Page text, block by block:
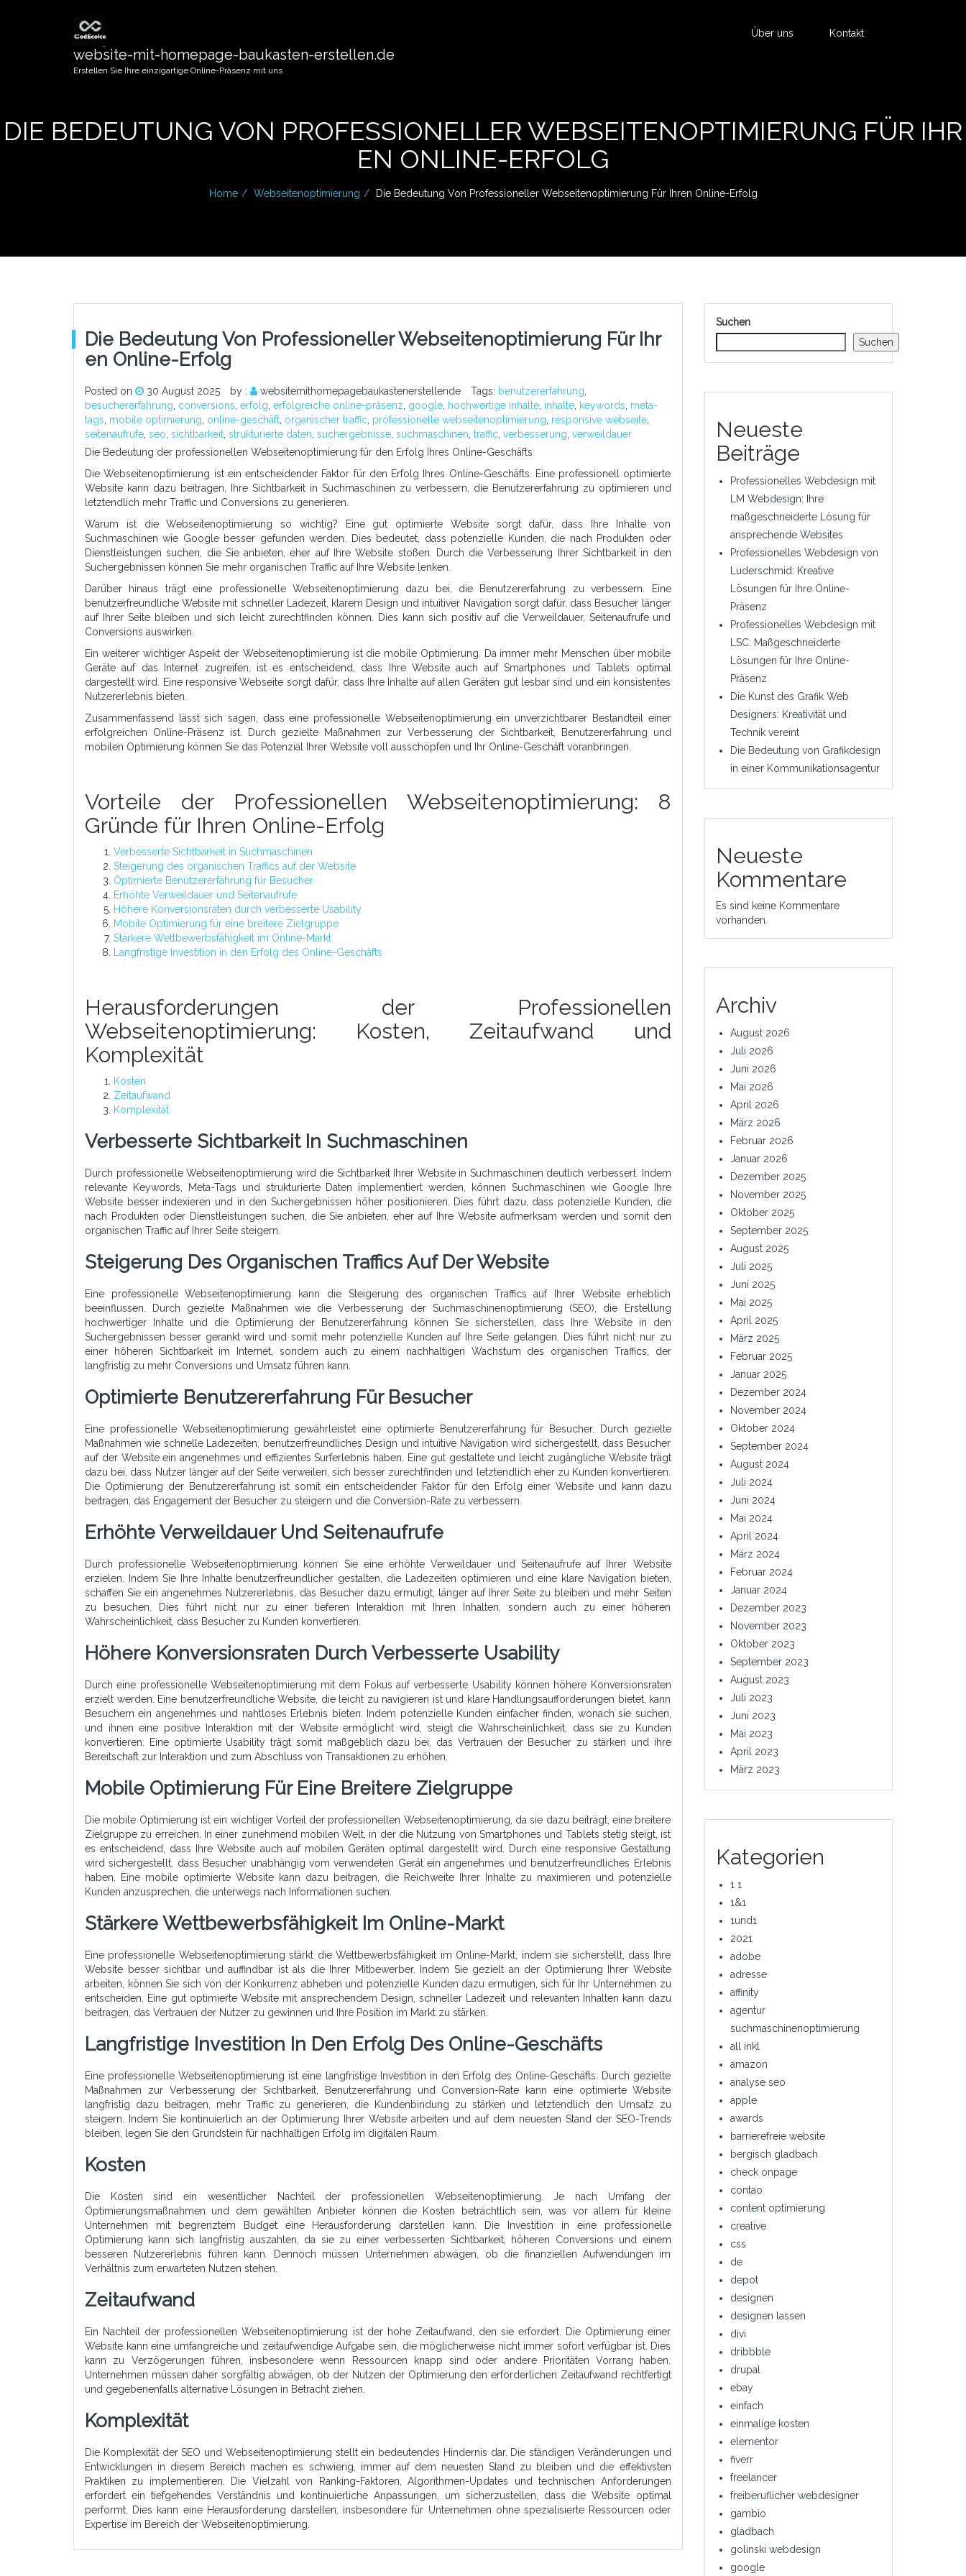
website-mit-homepage-baukasten-erstellen.de
Erstellen Sie Ihre einzigartige Online-Präsenz mit uns
Über uns Kontakt
DIE BEDEUTUNG VON PROFESSIONELLER WEBSEITENOPTIMIERUNG FÜR IHR
EN ONLINE-ERFOLG
Home Webseitenoptimierung Die Bedeutung Von Professioneller Webseitenoptimierung Für Ihren Online-Erfolg
Die Bedeutung Von Professioneller Webseitenoptimierung Für Ihr
En Online-Erfolg
Posted on 30 August 2025 by : websitemithomepagebaukastenerstellende Tags: benutzererfahrung
besuchererfahrung conversions erfolg erfolgreiche online-präsenz google hochwertige inhalte inhalte keywords meta-
tags mobile optimierung online-geschäft organischer traffic professionelle webseitenoptimierung responsive webseite
seitenaufrufe seo sichtbarkeit strukturierte daten suchergebnisse suchmaschinen traffic verbesserung verweildauer
Die Bedeutung der professionellen Webseitenoptimierung für den Erfolg Ihres Online-Geschäfts
Die Webseitenoptimierung ist ein entscheidender Faktor für den Erfolg Ihres Online-Geschäfts. Eine professionell optimierte
Website kann dazu beitragen, Ihre Sichtbarkeit in Suchmaschinen zu verbessern, die Benutzererfahrung zu optimieren und
letztendlich mehr Traffic und Conversions zu generieren.
Warum ist die Webseitenoptimierung so wichtig? Eine gut optimierte Website sorgt dafür, dass Ihre Inhalte von
Suchmaschinen wie Google besser gefunden werden. Dies bedeutet, dass potenzielle Kunden, die nach Produkten oder
Dienstleistungen suchen, die Sie anbieten, eher auf Ihre Website stoßen. Durch die Verbesserung Ihrer Sichtbarkeit in den
Suchergebnissen können Sie mehr organischen Traffic auf Ihre Website lenken.
Darüber hinaus trägt eine professionelle Webseitenoptimierung dazu bei, die Benutzererfahrung zu verbessern. Eine
benutzerfreundliche Website mit schneller Ladezeit, klarem Design und intuitiver Navigation sorgt dafür, dass Besucher länger
auf Ihrer Seite bleiben und sich leicht zurechtfinden können. Dies kann sich positiv auf die Verweildauer, Seitenaufrufe und
Conversions auswirken.
Ein weiterer wichtiger Aspekt der Webseitenoptimierung ist die mobile Optimierung. Da immer mehr Menschen über mobile
Geräte auf das Internet zugreifen, ist es entscheidend, dass Ihre Website auch auf Smartphones und Tablets optimal
dargestellt wird. Eine responsive Webseite sorgt dafür, dass Ihre Inhalte auf allen Geräten gut lesbar sind und ein konsistentes
Nutzererlebnis bieten.
Zusammenfassend lässt sich sagen, dass eine professionelle Webseitenoptimierung ein unverzichtbarer Bestandteil einer
erfolgreichen Online-Präsenz ist. Durch gezielte Maßnahmen zur Verbesserung der Sichtbarkeit, Benutzererfahrung und
mobilen Optimierung können Sie das Potenzial Ihrer Website voll ausschöpfen und Ihr Online-Geschäft voranbringen.
Vorteile der Professionellen Webseitenoptimierung: 8
Gründe für Ihren Online-Erfolg
Verbesserte Sichtbarkeit in Suchmaschinen
Steigerung des organischen Traffics auf der Website
Optimierte Benutzererfahrung für Besucher
Erhöhte Verweildauer und Seitenaufrufe
Höhere Konversionsraten durch verbesserte Usability
Mobile Optimierung für eine breitere Zielgruppe
Stärkere Wettbewerbsfähigkeit im Online-Markt
Langfristige Investition in den Erfolg des Online-Geschäfts
Herausforderungen der Professionellen
Webseitenoptimierung: Kosten, Zeitaufwand und
Komplexität
Kosten
Zeitaufwand
Komplexität
Verbesserte Sichtbarkeit In Suchmaschinen
Durch professionelle Webseitenoptimierung wird die Sichtbarkeit Ihrer Website in Suchmaschinen deutlich verbessert. Indem
relevante Keywords, Meta-Tags und strukturierte Daten implementiert werden, können Suchmaschinen wie Google Ihre
Website besser indexieren und in den Suchergebnissen höher positionieren. Dies führt dazu, dass potenzielle Kunden, die
nach Produkten oder Dienstleistungen suchen, die Sie anbieten, eher auf Ihre Website aufmerksam werden und somit den
organischen Traffic auf Ihrer Seite steigern.
Steigerung Des Organischen Traffics Auf Der Website
Eine professionelle Webseitenoptimierung kann die Steigerung des organischen Traffics auf Ihrer Website erheblich
beeinflussen. Durch gezielte Maßnahmen wie die Verbesserung der Suchmaschinenoptimierung (SEO), die Erstellung
hochwertiger Inhalte und die Optimierung der Benutzererfahrung können Sie sicherstellen, dass Ihre Website in den
Suchergebnissen besser gerankt wird und somit mehr potenzielle Kunden auf Ihre Seite gelangen. Dies führt nicht nur zu
einer höheren Sichtbarkeit im Internet, sondern auch zu einem nachhaltigen Wachstum des organischen Traffics, der
langfristig zu mehr Conversions und Umsatz führen kann.
Optimierte Benutzererfahrung Für Besucher
Eine professionelle Webseitenoptimierung gewährleistet eine optimierte Benutzererfahrung für Besucher. Durch gezielte
Maßnahmen wie schnelle Ladezeiten, benutzerfreundliches Design und intuitive Navigation wird sichergestellt, dass Besucher
auf der Website ein angenehmes und effizientes Surferlebnis haben. Eine gut gestaltete und leicht zugängliche Website trägt
dazu bei, dass Nutzer länger auf der Seite verweilen, sich besser zurechtfinden und letztendlich eher zu Kunden konvertieren.
Die Optimierung der Benutzererfahrung ist somit ein entscheidender Faktor für den Erfolg einer Website und kann dazu
beitragen, das Engagement der Besucher zu steigern und die Conversion-Rate zu verbessern.
Erhöhte Verweildauer Und Seitenaufrufe
Durch professionelle Webseitenoptimierung können Sie eine erhöhte Verweildauer und Seitenaufrufe auf Ihrer Website
erzielen. Indem Sie Ihre Inhalte benutzerfreundlicher gestalten, die Ladezeiten optimieren und eine klare Navigation bieten,
schaffen Sie ein angenehmes Nutzererlebnis, das Besucher dazu ermutigt, länger auf Ihrer Seite zu bleiben und mehr Seiten
zu besuchen. Dies führt nicht nur zu einer tieferen Interaktion mit Ihren Inhalten, sondern auch zu einer höheren
Wahrscheinlichkeit, dass Besucher zu Kunden konvertieren.
Höhere Konversionsraten Durch Verbesserte Usability
Durch eine professionelle Webseitenoptimierung mit dem Fokus auf verbesserte Usability können höhere Konversionsraten
erzielt werden. Eine benutzerfreundliche Website, die leicht zu navigieren ist und klare Handlungsaufforderungen bietet, kann
Besuchern ein angenehmes und nahtloses Erlebnis bieten. Indem potenzielle Kunden einfacher finden, wonach sie suchen,
und ihnen eine positive Interaktion mit der Website ermöglicht wird, steigt die Wahrscheinlichkeit, dass sie zu Kunden
konvertieren. Eine optimierte Usability trägt somit maßgeblich dazu bei, das Vertrauen der Besucher zu stärken und ihre
Bereitschaft zur Interaktion und zum Abschluss von Transaktionen zu erhöhen.
Mobile Optimierung Für Eine Breitere Zielgruppe
Die mobile Optimierung ist ein wichtiger Vorteil der professionellen Webseitenoptimierung, da sie dazu beiträgt, eine breitere
Zielgruppe zu erreichen. In einer zunehmend mobilen Welt, in der die Nutzung von Smartphones und Tablets stetig steigt, ist
es entscheidend, dass Ihre Website auch auf mobilen Geräten optimal dargestellt wird. Durch eine responsive Gestaltung
wird sichergestellt, dass Besucher unabhängig vom verwendeten Gerät ein angenehmes und benutzerfreundliches Erlebnis
haben. Eine mobile optimierte Website kann dazu beitragen, die Reichweite Ihrer Inhalte zu maximieren und potenzielle
Kunden anzusprechen, die unterwegs nach Informationen suchen.
Stärkere Wettbewerbsfähigkeit Im Online-Markt
Eine professionelle Webseitenoptimierung stärkt die Wettbewerbsfähigkeit im Online-Markt, indem sie sicherstellt, dass Ihre
Website besser sichtbar und auffindbar ist als die Ihrer Mitbewerber. Indem Sie gezielt an der Optimierung Ihrer Website
arbeiten, können Sie sich von der Konkurrenz abheben und potenzielle Kunden dazu ermutigen, sich für Ihr Unternehmen zu
entscheiden. Eine gut optimierte Website mit ansprechendem Design, schneller Ladezeit und relevanten Inhalten kann dazu
beitragen, das Vertrauen der Nutzer zu gewinnen und Ihre Position im Markt zu stärken.
Langfristige Investition In Den Erfolg Des Online-Geschäfts
Eine professionelle Webseitenoptimierung ist eine langfristige Investition in den Erfolg des Online-Geschäfts. Durch gezielte
Maßnahmen zur Verbesserung der Sichtbarkeit, Benutzererfahrung und Conversion-Rate kann eine optimierte Website
langfristig dazu beitragen, mehr Traffic zu generieren, die Kundenbindung zu stärken und letztendlich den Umsatz zu
steigern. Indem Sie kontinuierlich an der Optimierung Ihrer Website arbeiten und auf dem neuesten Stand der SEO-Trends
bleiben, legen Sie den Grundstein für nachhaltigen Erfolg im digitalen Raum.
Kosten
Die Kosten sind ein wesentlicher Nachteil der professionellen Webseitenoptimierung. Je nach Umfang der
Optimierungsmaßnahmen und dem gewählten Anbieter können die Kosten beträchtlich sein, was vor allem für kleine
Unternehmen mit begrenztem Budget eine Herausforderung darstellen kann. Die Investition in eine professionelle
Optimierung kann sich langfristig auszahlen, da sie zu einer verbesserten Sichtbarkeit, höheren Conversions und einem
besseren Nutzererlebnis führen kann. Dennoch müssen Unternehmen abwägen, ob die finanziellen Aufwendungen im
Verhältnis zum erwarteten Nutzen stehen.
Zeitaufwand
Ein Nachteil der professionellen Webseitenoptimierung ist der hohe Zeitaufwand, den sie erfordert. Die Optimierung einer
Website kann eine umfangreiche und zeitaufwendige Aufgabe sein, die möglicherweise nicht immer sofort verfügbar ist. Dies
kann zu Verzögerungen führen, insbesondere wenn Ressourcen knapp sind oder andere Prioritäten Vorrang haben.
Unternehmen müssen daher sorgfältig abwägen, ob der Nutzen der Optimierung den erforderlichen Zeitaufwand rechtfertigt
und gegebenenfalls alternative Lösungen in Betracht ziehen.
Komplexität
Die Komplexität der SEO und Webseitenoptimierung stellt ein bedeutendes Hindernis dar. Die ständigen Veränderungen und
Entwicklungen in diesem Bereich machen es schwierig, immer auf dem neuesten Stand zu bleiben und die effektivsten
Praktiken zu implementieren. Die Vielzahl von Ranking-Faktoren, Algorithmen-Updates und technischen Anforderungen
erfordert ein tiefgehendes Verständnis und kontinuierliche Anpassungen, um sicherzustellen, dass die Website optimal
performt. Dies kann eine Herausforderung darstellen, insbesondere für Unternehmen ohne spezialisierte Ressourcen oder
Expertise im Bereich der Webseitenoptimierung.
Suchen
Suchen
Neueste
Beiträge
Professionelles Webdesign mit
LM Webdesign: Ihre
maßgeschneiderte Lösung für
ansprechende Websites
Professionelles Webdesign von
Luderschmid: Kreative
Lösungen für Ihre Online-
Präsenz
Professionelles Webdesign mit
LSC: Maßgeschneiderte
Lösungen für Ihre Online-
Präsenz
Die Kunst des Grafik Web
Designers: Kreativität und
Technik vereint
Die Bedeutung von Grafikdesign
in einer Kommunikationsagentur
Neueste
Kommentare
Es sind keine Kommentare
vorhanden.
Archiv
August 2026
Juli 2026
Juni 2026
Mai 2026
April 2026
März 2026
Februar 2026
Januar 2026
Dezember 2025
November 2025
Oktober 2025
September 2025
August 2025
Juli 2025
Juni 2025
Mai 2025
April 2025
März 2025
Februar 2025
Januar 2025
Dezember 2024
November 2024
Oktober 2024
September 2024
August 2024
Juli 2024
Juni 2024
Mai 2024
April 2024
März 2024
Februar 2024
Januar 2024
Dezember 2023
November 2023
Oktober 2023
September 2023
August 2023
Juli 2023
Juni 2023
Mai 2023
April 2023
März 2023
Kategorien
1 1
1&1
1und1
2021
adobe
adresse
affinity
agentur
suchmaschinenoptimierung
all inkl
amazon
analyse seo
apple
awards
barrierefreie website
bergisch gladbach
check onpage
contao
content optimierung
creative
css
de
depot
designen
designen lassen
divi
dribbble
drupal
ebay
einfach
einmalige kosten
elementor
fiverr
freelancer
freiberuflicher webdesigner
gambio
gladbach
golinski webdesign
google